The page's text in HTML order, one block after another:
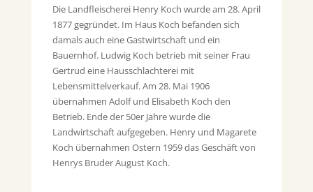
Die Landfleischerei Henry Koch wurde am 28. April
1877 gegründet. Im Haus Koch befanden sich
damals auch eine Gastwirtschaft und ein
Bauernhof. Ludwig Koch betrieb mit seiner Frau
Gertrud eine Hausschlachterei mit
Lebensmittelverkauf. Am 28. Mai 1906
übernahmen Adolf und Elisabeth Koch den
Betrieb. Ende der 50er Jahre wurde die
Landwirtschaft aufgegeben. Henry und Magarete
Koch übernahmen Ostern 1959 das Geschäft von
Henrys Bruder August Koch.